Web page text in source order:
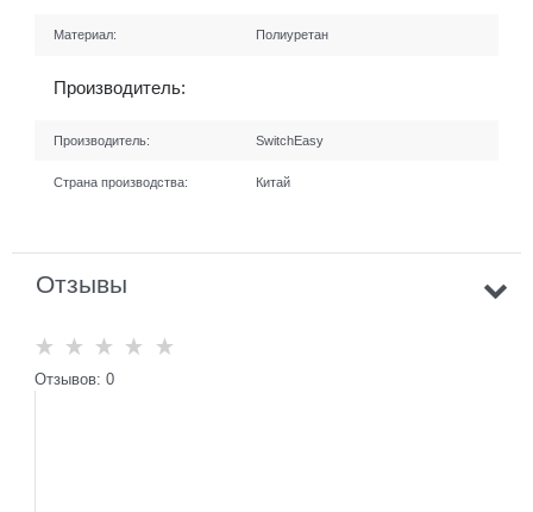
Материал: Полиуретан
Производитель:
Производитель: SwitchEasy
Страна производства: Китай
Отзывы
Отзывов: 0